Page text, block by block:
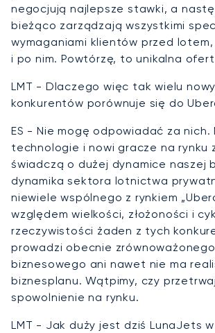
negocjują najlepsze stawki, a
bieżąco zarządzają wszystkimi
wymaganiami klientów przed
i po nim. Powtórzę, to unikalna
LMT - Dlaczego więc tak wielu
konkurentów porównuje się do
ES - Nie mogę odpowiadać za nich.
technologie i nowi gracze na rynku
świadczą o dużej dynamice naszej
dynamika sektora lotnictwa
niewiele wspólnego z rynkiem
względem wielkości, złożoności i
rzeczywistości żaden z tych
prowadzi obecnie
biznesowego ani nawet nie ma
biznesplanu. Wątpimy, czy
spowolnienie na rynku.
LMT - Jak duży jest dziś LunaJets